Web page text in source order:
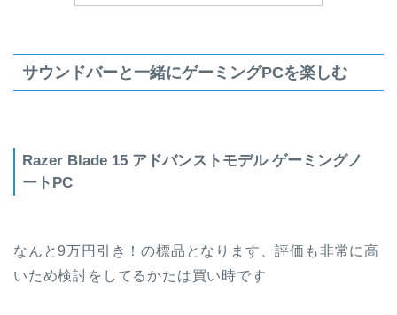
サウンドバーと一緒にゲーミングPCを楽しむ
Razer Blade 15 アドバンストモデル ゲーミングノ
ートPC
なんと9万円引き！の標品となります、評価も非常に高
いため検討をしてるかたは買い時です